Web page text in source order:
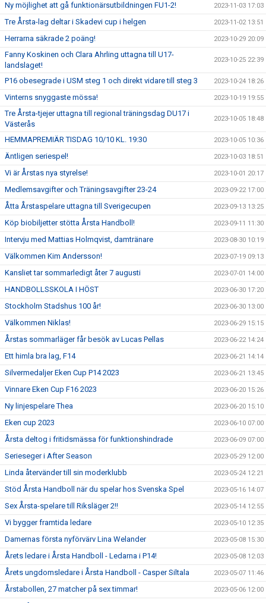
Ny möjlighet att gå funktionärsutbildningen FU1-2! 2023-11-03 17:03
Tre Årsta-lag deltar i Skadevi cup i helgen 2023-11-02 13:51
Herrarna säkrade 2 poäng! 2023-10-29 20:09
Fanny Koskinen och Clara Ahrling uttagna till U17-
landslaget!
2023-10-25 22:39
P16 obesegrade i USM steg 1 och direkt vidare till steg 3 2023-10-24 18:26
Vinterns snyggaste mössa! 2023-10-19 19:55
Tre Årsta-tjejer uttagna till regional träningsdag DU17 i
Västerås
2023-10-05 18:48
HEMMAPREMIÄR TISDAG 10/10 KL. 19:30 2023-10-05 10:36
Äntligen seriespel! 2023-10-03 18:51
Vi är Årstas nya styrelse! 2023-10-01 20:17
Medlemsavgifter och Träningsavgifter 23-24 2023-09-22 17:00
Åtta Årstaspelare uttagna till Sverigecupen 2023-09-13 13:25
Köp biobiljetter stötta Årsta Handboll! 2023-09-11 11:30
Intervju med Mattias Holmqvist, damtränare 2023-08-30 10:19
Välkommen Kim Andersson! 2023-07-19 09:13
Kansliet tar sommarledigt åter 7 augusti 2023-07-01 14:00
HANDBOLLSSKOLA I HÖST 2023-06-30 17:20
Stockholm Stadshus 100 år! 2023-06-30 13:00
Välkommen Niklas! 2023-06-29 15:15
Årstas sommarläger får besök av Lucas Pellas 2023-06-22 14:24
Ett himla bra lag, F14 2023-06-21 14:14
Silvermedaljer Eken Cup P14 2023 2023-06-21 13:45
Vinnare Eken Cup F16 2023 2023-06-20 15:26
Ny linjespelare Thea 2023-06-20 15:10
Eken cup 2023 2023-06-10 07:00
Årsta deltog i fritidsmässa för funktionshindrade 2023-06-09 07:00
Serieseger i After Season 2023-05-29 12:00
Linda återvänder till sin moderklubb 2023-05-24 12:21
Stöd Årsta Handboll när du spelar hos Svenska Spel 2023-05-16 14:07
Sex Årsta-spelare till Riksläger 2!! 2023-05-14 12:55
Vi bygger framtida ledare 2023-05-10 12:35
Damernas första nyförvärv Lina Welander 2023-05-08 15:30
Årets ledare i Årsta Handboll - Ledarna i P14! 2023-05-08 12:03
Årets ungdomsledare i Årsta Handboll - Casper Siltala 2023-05-07 11:46
Årstabollen, 27 matcher på sex timmar! 2023-05-06 12:00